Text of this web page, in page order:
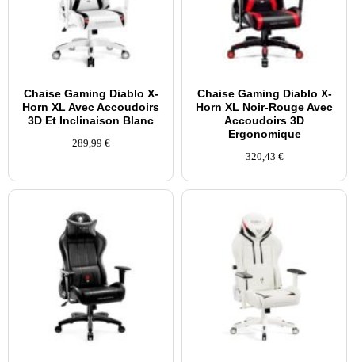
Chaise Gaming Diablo X-
Horn XL Avec Accoudoirs
3D Et Inclinaison Blanc
289,99 €
Chaise Gaming Diablo X-
Horn XL Noir-Rouge Avec
Accoudoirs 3D
Ergonomique
320,43 €